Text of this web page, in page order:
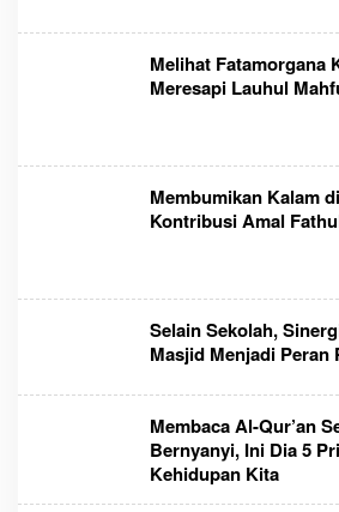
Melihat Fatamorgana
Meresapi Lauhul
Membumikan Kalam
Kontribusi Amal
Selain Sekolah,
Masjid Menjadi Peran
Membaca Al-Qur’an
Bernyanyi, Ini Dia 5
Kehidupan Kita